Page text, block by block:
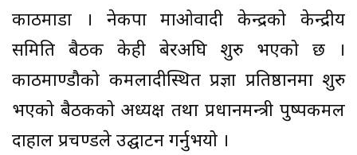
काठमाडौं । नेकपा माओवादी केन्द्रको केन्द्रीय
समिति बैठक केही बेरअघि शुरु भएको छ ।
काठमाण्डौको कमलादीस्थित प्रज्ञा प्रतिष्ठानमा शुरु
भएको बैठकको अध्यक्ष तथा प्रधानमन्त्री पुष्पकमल
दाहाल प्रचण्डले उद्घाटन गर्नुभयो ।